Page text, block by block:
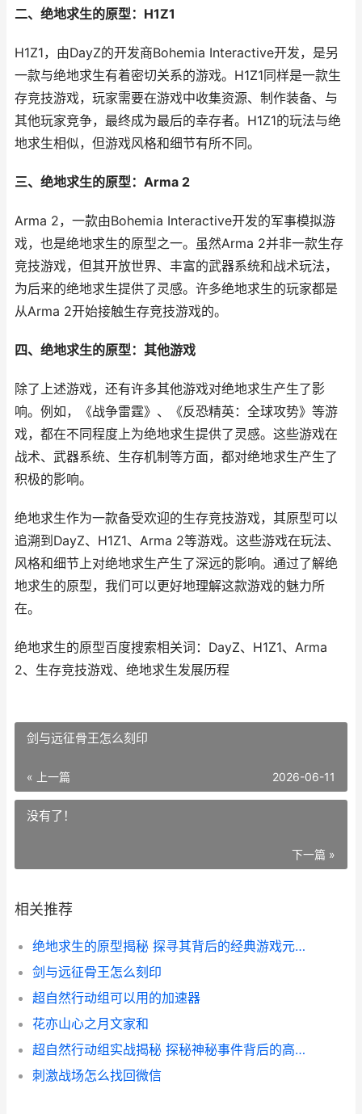
二、绝地求生的原型：H1Z1
H1Z1，由DayZ的开发商Bohemia Interactive开发，是另
一款与绝地求生有着密切关系的游戏。H1Z1同样是一款生
存竞技游戏，玩家需要在游戏中收集资源、制作装备、与
其他玩家竞争，最终成为最后的幸存者。H1Z1的玩法与绝
地求生相似，但游戏风格和细节有所不同。
三、绝地求生的原型：Arma 2
Arma 2，一款由Bohemia Interactive开发的军事模拟游
戏，也是绝地求生的原型之一。虽然Arma 2并非一款生存
竞技游戏，但其开放世界、丰富的武器系统和战术玩法，
为后来的绝地求生提供了灵感。许多绝地求生的玩家都是
从Arma 2开始接触生存竞技游戏的。
四、绝地求生的原型：其他游戏
除了上述游戏，还有许多其他游戏对绝地求生产生了影
响。例如，《战争雷霆》、《反恐精英：全球攻势》等游
戏，都在不同程度上为绝地求生提供了灵感。这些游戏在
战术、武器系统、生存机制等方面，都对绝地求生产生了
积极的影响。
绝地求生作为一款备受欢迎的生存竞技游戏，其原型可以
追溯到DayZ、H1Z1、Arma 2等游戏。这些游戏在玩法、
风格和细节上对绝地求生产生了深远的影响。通过了解绝
地求生的原型，我们可以更好地理解这款游戏的魅力所
在。
绝地求生的原型百度搜索相关词：DayZ、H1Z1、Arma
2、生存竞技游戏、绝地求生发展历程
剑与远征骨王怎么刻印
« 上一篇 2026-06-11
没有了！
下一篇 »
相关推荐
绝地求生的原型揭秘 探寻其背后的经典游戏元素与设计理念
剑与远征骨王怎么刻印
超自然行动组可以用的加速器
花亦山心之月文家和
超自然行动组实战揭秘 探秘神秘事件背后的高科技装备与策略
刺激战场怎么找回微信